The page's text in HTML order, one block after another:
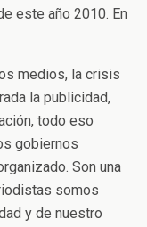
este año 2010. En
medios, la crisis
la publicidad,
todo eso
gobiernos
Son una
somos
y de nuestro